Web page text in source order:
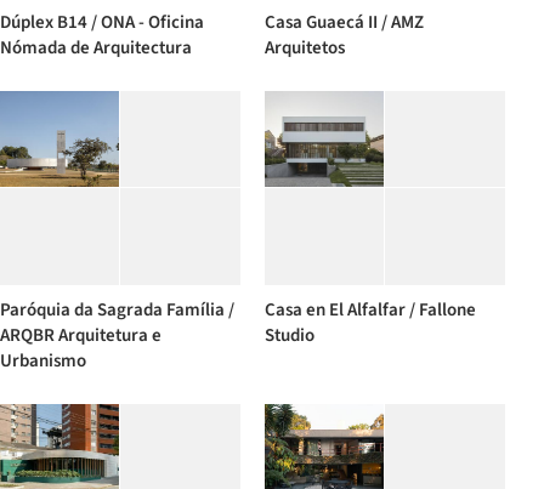
Dúplex B14 / ONA - Oficina
Nómada de Arquitectura
Casa Guaecá II / AMZ
Arquitetos
Paróquia da Sagrada Família /
ARQBR Arquitetura e
Urbanismo
Casa en El Alfalfar / Fallone
Studio